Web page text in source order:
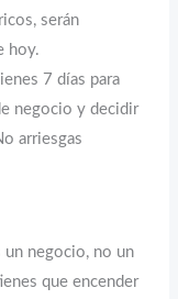
serán
hoy.
7 días para
negocio y decidir
arriesgas
un negocio, no un
que encender